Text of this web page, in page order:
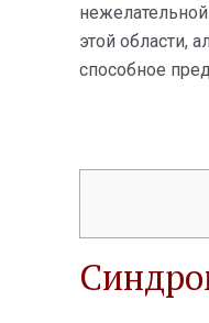
этой области,
способное